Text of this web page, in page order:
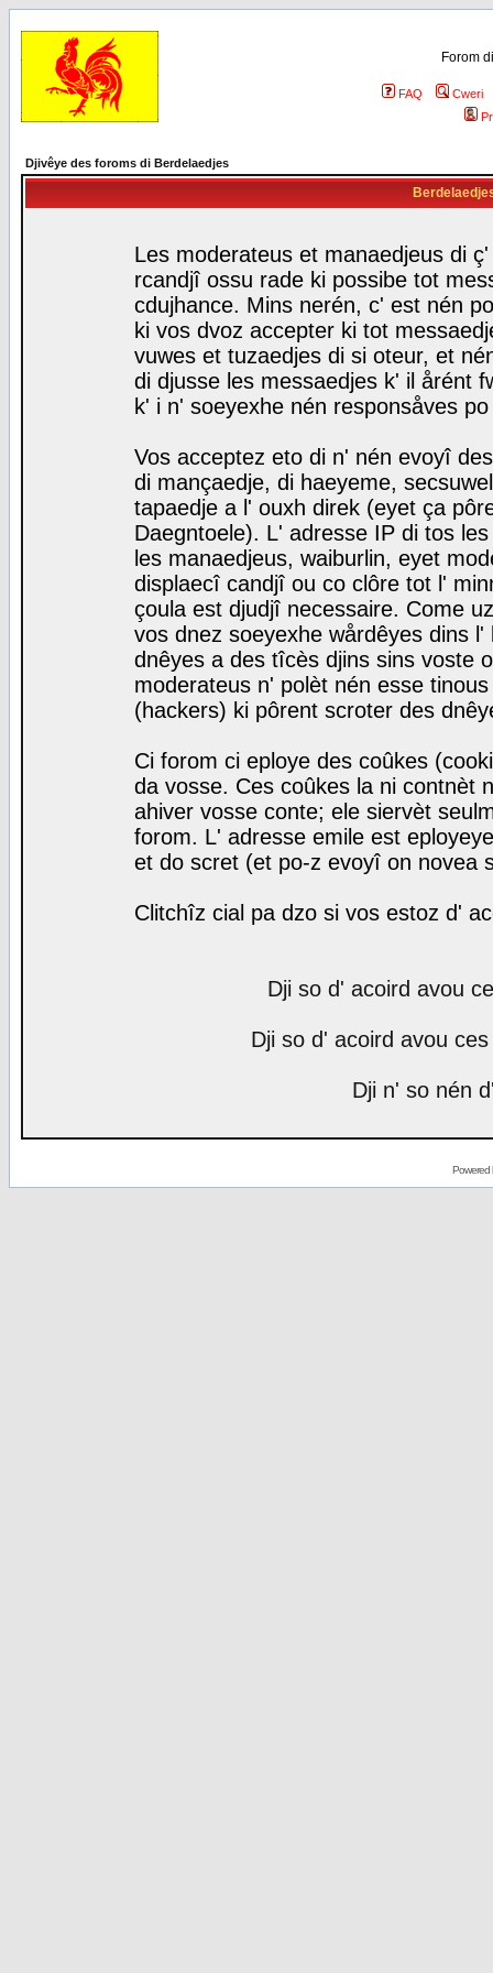
Forom
FAQ
Cweri
Djivêye des foroms di Berdelaedjes
Les moderateus et manaedjeus di
rcandjî ossu rade ki possibe tot
cdujhance. Mins nerén, c' est nén
ki vos dvoz accepter ki tot
vuwes et tuzaedjes di si oteur, et
di djusse les messaedjes k' il årént
k' i n' soeyexhe nén responsåves
Vos acceptez eto di n' nén evoyî
di mançaedje, di haeyeme,
tapaedje a l' ouxh direk (eyet ça
Daegntoele). L' adresse IP di tos
les manaedjeus, waiburlin, eyet
displaecî candjî ou co clôre tot l'
çoula est djudjî necessaire. Come
vos dnez soeyexhe wårdêyes dins
dnêyes a des tîcès djins sins voste
moderateus n' polèt nén esse
(hackers) ki pôrent scroter des
Ci forom ci eploye des coûkes
da vosse. Ces coûkes la ni contnèt
ahiver vosse conte; ele siervèt
forom. L' adresse emile est
et do scret (et po-z evoyî on novea
Clitchîz cial pa dzo si vos estoz d'
Dji so d' acoird avou
Dji so d' acoird avou
Dji n' so nén
Powered